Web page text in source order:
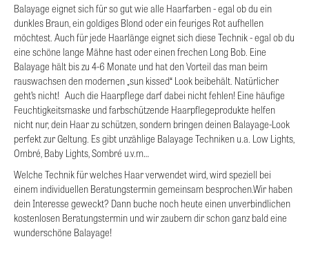
Balayage eignet sich für so gut wie alle Haarfarben - egal ob du ein
dunkles Braun, ein goldiges Blond oder ein feuriges Rot aufhellen
möchtest. Auch für jede Haarlänge eignet sich diese Technik - egal ob du
eine schöne lange Mähne hast oder einen frechen Long Bob. Eine
Balayage hält bis zu 4-6 Monate und hat den Vorteil das man beim
rauswachsen den modernen „sun kissed“ Look beibehält. Natürlicher
geht’s nicht! Auch die Haarpflege darf dabei nicht fehlen! Eine häufige
Feuchtigkeitsmaske und farbschützende Haarpflegeprodukte helfen
nicht nur, dein Haar zu schützen, sondern bringen deinen Balayage-Look
perfekt zur Geltung. Es gibt unzählige Balayage Techniken u.a. Low Lights,
Ombré, Baby Lights, Sombré u.v.m…
Welche Technik für welches Haar verwendet wird, wird speziell bei
einem individuellen Beratungstermin gemeinsam besprochen.Wir haben
dein Interesse geweckt? Dann buche noch heute einen unverbindlichen
kostenlosen Beratungstermin und wir zaubern dir schon ganz bald eine
wunderschöne Balayage!